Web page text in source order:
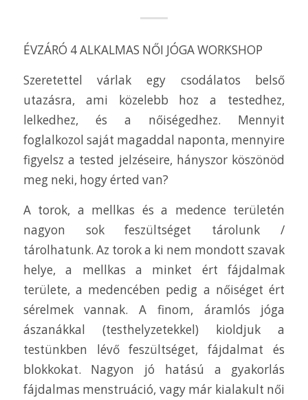
ÉVZÁRÓ 4 ALKALMAS NŐI JÓGA WORKSHOP
Szeretettel várlak egy csodálatos belső
utazásra, ami közelebb hoz a testedhez,
lelkedhez, és a nőiségedhez. Mennyit
foglalkozol saját magaddal naponta, mennyire
figyelsz a tested jelzéseire, hányszor köszönöd
meg neki, hogy érted van?
A torok, a mellkas és a medence területén
nagyon sok feszültséget tárolunk /
tárolhatunk. Az torok a ki nem mondott szavak
helye, a mellkas a minket ért fájdalmak
területe, a medencében pedig a nőiséget ért
sérelmek vannak. A finom, áramlós jóga
ászanákkal (testhelyzetekkel) kioldjuk a
testünkben lévő feszültséget, fájdalmat és
blokkokat. Nagyon jó hatású a gyakorlás
fájdalmas menstruáció, vagy már kialakult női